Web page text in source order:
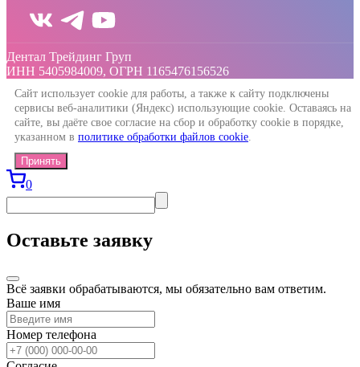
Дентал Трейдинг Груп
ИНН 5405984009, ОГРН 1165476156526
Сайт использует cookie для работы, а также к сайту подключены
сервисы веб-аналитики (Яндекс) использующие cookie. Оставаясь на
сайте, вы даёте свое согласие на сбор и обработку cookie в порядке,
указанном в политике обработки файлов cookie.
Принять
0
Оставьте заявку
Всё заявки обрабатываются, мы обязательно вам ответим.
Ваше имя
Номер телефона